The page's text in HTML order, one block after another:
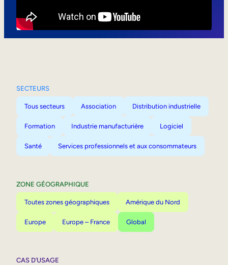
SECTEURS
Tous secteurs Association Distribution industrielle
Formation Industrie manufacturière Logiciel
Santé Services professionnels et aux consommateurs
ZONE GÉOGRAPHIQUE
Toutes zones géographiques Amérique du Nord
Europe Europe – France Global
CAS D’USAGE